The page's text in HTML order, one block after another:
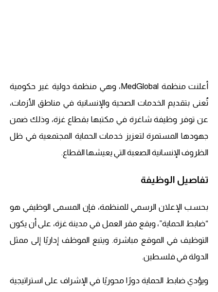
أعلنت منظمة MedGlobal، وهي منظمة دولية غير حكومية
تُعنى بتقديم الخدمات الصحية والإنسانية في مناطق الأزمات،
عن توفر وظيفة شاغرة في مكتبها بقطاع غزة، وذلك ضمن
جهودها المستمرة لتعزيز خدمات الحماية المجتمعية في ظل
الظروف الإنسانية الصعبة التي يعيشها القطاع.
تفاصيل الوظيفة
بحسب الإعلان الرسمي للمنظمة، فإن المسمى الوظيفي هو
“ضابط الحماية”، ويقع مقر العمل في مدينة غزة، على أن يكون
التوظيف في الموقع مباشرة. ويتبع الموظف إداريًا إلى ممثل
الدولة في فلسطين.
ويؤدي ضابط الحماية دورًا محوريًا في الإشراف على استراتيجية